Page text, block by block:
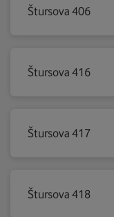
Štursova 406
Štursova 416
Štursova 417
Štursova 418